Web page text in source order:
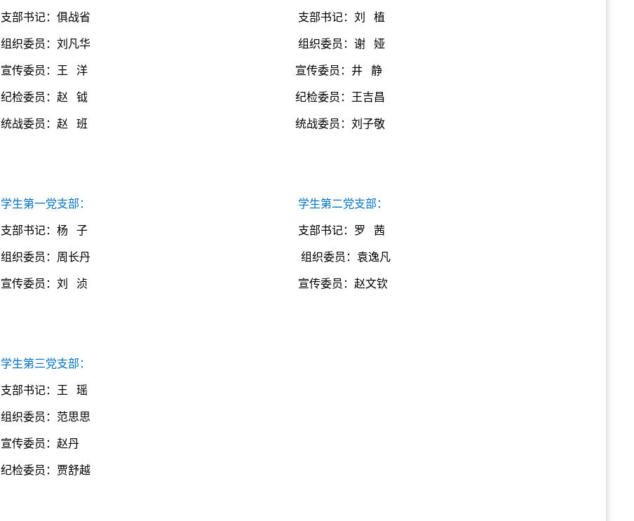
支部书记： 俱战省 支部书记：刘 植
组织委员：刘凡华 组织委员：谢 娅
宣传委员：王 洋 宣传委员：井 静
纪检委员：赵 钺 纪检委员：王吉昌
统战委员：赵 班 统战委员：刘子敬
学生第一党支部： 学生第二党支部：
支部书记：杨 子 支部书记：罗 茜
组织委员：周长丹 组织委员：袁逸凡
宣传委员：刘 浈 宣传委员：赵文钦
学生第三党支部：
支部书记：王 瑶
组织委员：范思思
宣传委员：赵丹
纪检委员：贾舒越